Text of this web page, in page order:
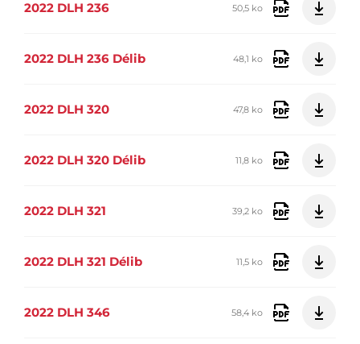
2022 DLH 236 50,5 ko
2022 DLH 236 Délib 48,1 ko
2022 DLH 320 47,8 ko
2022 DLH 320 Délib 11,8 ko
2022 DLH 321 39,2 ko
2022 DLH 321 Délib 11,5 ko
2022 DLH 346 58,4 ko